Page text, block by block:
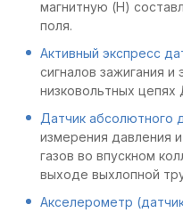
магнитную (Н)
поля.
Активный экспресс
сигналов зажигания и
низковольтных цепях
Датчик абсолютного
измерения давления
газов во впускном
выходе выхлопной
Акселерометр